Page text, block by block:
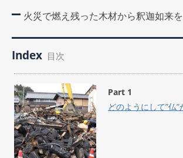
火災で燃え残った木材から釈迦如来
Index 目次
Part 1
どのようにして”仏